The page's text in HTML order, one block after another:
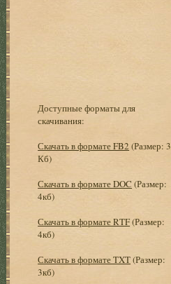
Доступные форматы для
скачивания:
Скачать в формате FB2 (Размер: 3
Кб)
Скачать в формате DOC (Размер:
4кб)
Скачать в формате RTF(Размер:
4кб)
Скачать в формате TXT(Размер:
3кб)